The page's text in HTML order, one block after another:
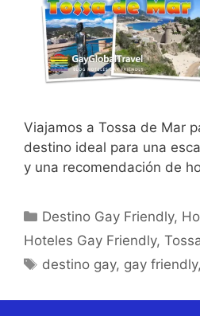
Viajamos a Tossa de Mar
destino ideal para una
y una recomendación de
Categorías
Destino Gay Friendly,
Hoteles Gay Friendly,
Etiquetas
destino gay, gay friendly,